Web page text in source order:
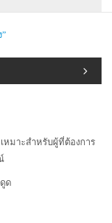
หมาะสำหรับผู้ที่ต้องการ
ด